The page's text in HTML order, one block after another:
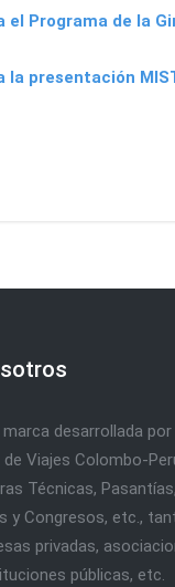
el Programa de la
la presentación
desarrollada
Viajes Colombo-
Técnicas,
y Congresos, etc.,
privadas,
públicas, etc.